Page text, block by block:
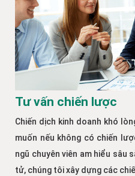
Tư vấn chiến lược
Chiến dịch kinh doanh khó
muốn nếu không có chiến
ngũ chuyên viên am hiểu sâu
tử, chúng tôi xây dựng các